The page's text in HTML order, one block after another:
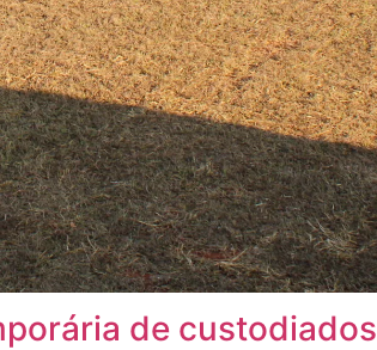
de custodiados